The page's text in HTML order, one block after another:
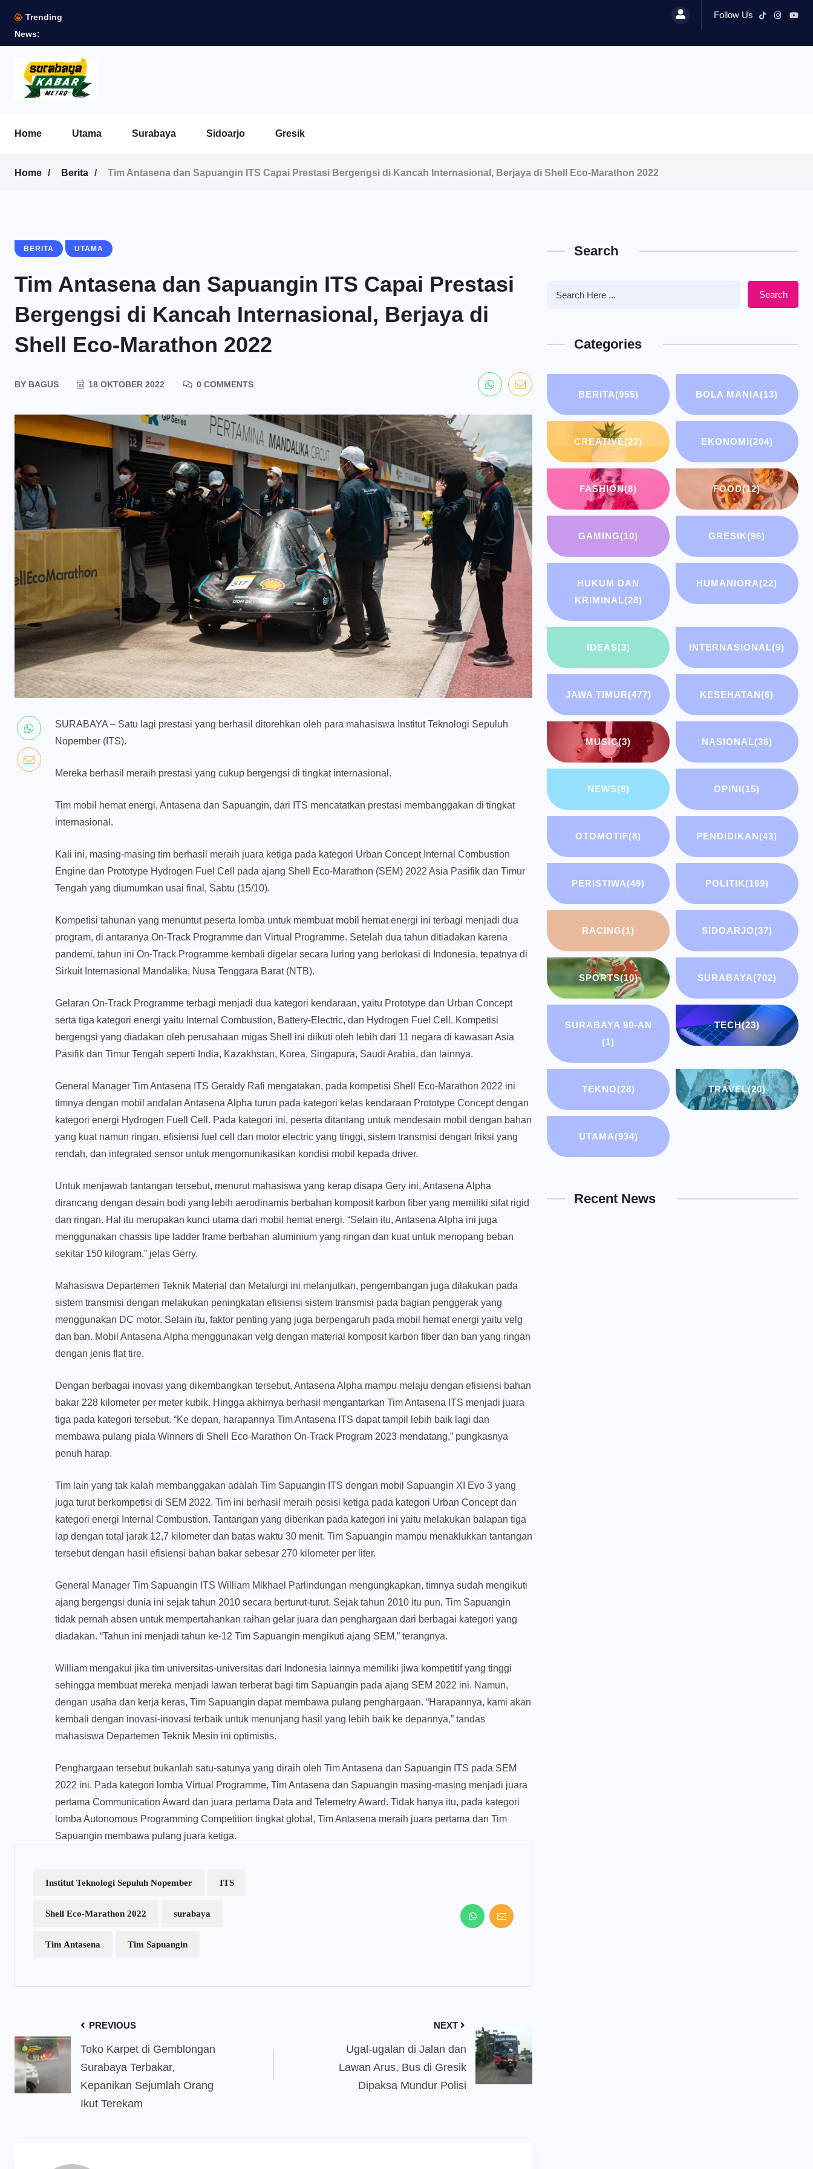
Trending
News:
Follow Us
Home Utama Surabaya Sidoarjo Gresik
Home Berita Tim Antasena dan Sapuangin ITS Capai Prestasi Bergengsi di Kancah Internasional, Berjaya di Shell Eco-Marathon 2022
BERITA UTAMA
Tim Antasena dan Sapuangin ITS Capai Prestasi
Bergengsi di Kancah Internasional, Berjaya di
Shell Eco-Marathon 2022
BY BAGUS 18 OKTOBER 2022 0 COMMENTS
SURABAYA – Satu lagi prestasi yang berhasil ditorehkan oleh para mahasiswa Institut Teknologi Sepuluh
Nopember (ITS).
Mereka berhasil meraih prestasi yang cukup bergengsi di tingkat internasional.
Tim mobil hemat energi, Antasena dan Sapuangin, dari ITS mencatatkan prestasi membanggakan di tingkat
internasional.
Kali ini, masing-masing tim berhasil meraih juara ketiga pada kategori Urban Concept Internal Combustion
Engine dan Prototype Hydrogen Fuel Cell pada ajang Shell Eco-Marathon (SEM) 2022 Asia Pasifik dan Timur
Tengah yang diumumkan usai final, Sabtu (15/10).
Kompetisi tahunan yang menuntut peserta lomba untuk membuat mobil hemat energi ini terbagi menjadi dua
program, di antaranya On-Track Programme dan Virtual Programme. Setelah dua tahun ditiadakan karena
pandemi, tahun ini On-Track Programme kembali digelar secara luring yang berlokasi di Indonesia, tepatnya di
Sirkuit Internasional Mandalika, Nusa Tenggara Barat (NTB).
Gelaran On-Track Programme terbagi menjadi dua kategori kendaraan, yaitu Prototype dan Urban Concept
serta tiga kategori energi yaitu Internal Combustion, Battery-Electric, dan Hydrogen Fuel Cell. Kompetisi
bergengsi yang diadakan oleh perusahaan migas Shell ini diikuti oleh lebih dari 11 negara di kawasan Asia
Pasifik dan Timur Tengah seperti India, Kazakhstan, Korea, Singapura, Saudi Arabia, dan lainnya.
General Manager Tim Antasena ITS Geraldy Rafi mengatakan, pada kompetisi Shell Eco-Marathon 2022 ini
timnya dengan mobil andalan Antasena Alpha turun pada kategori kelas kendaraan Prototype Concept dengan
kategori energi Hydrogen Fuell Cell. Pada kategori ini, peserta ditantang untuk mendesain mobil dengan bahan
yang kuat namun ringan, efisiensi fuel cell dan motor electric yang tinggi, sistem transmisi dengan friksi yang
rendah, dan integrated sensor untuk mengomunikasikan kondisi mobil kepada driver.
Untuk menjawab tantangan tersebut, menurut mahasiswa yang kerap disapa Gery ini, Antasena Alpha
dirancang dengan desain bodi yang lebih aerodinamis berbahan komposit karbon fiber yang memiliki sifat rigid
dan ringan. Hal itu merupakan kunci utama dari mobil hemat energi. “Selain itu, Antasena Alpha ini juga
menggunakan chassis tipe ladder frame berbahan aluminium yang ringan dan kuat untuk menopang beban
sekitar 150 kilogram,” jelas Gerry.
Mahasiswa Departemen Teknik Material dan Metalurgi ini melanjutkan, pengembangan juga dilakukan pada
sistem transmisi dengan melakukan peningkatan efisiensi sistem transmisi pada bagian penggerak yang
menggunakan DC motor. Selain itu, faktor penting yang juga berpengaruh pada mobil hemat energi yaitu velg
dan ban. Mobil Antasena Alpha menggunakan velg dengan material komposit karbon fiber dan ban yang ringan
dengan jenis flat tire.
Dengan berbagai inovasi yang dikembangkan tersebut, Antasena Alpha mampu melaju dengan efisiensi bahan
bakar 228 kilometer per meter kubik. Hingga akhirnya berhasil mengantarkan Tim Antasena ITS menjadi juara
tiga pada kategori tersebut. “Ke depan, harapannya Tim Antasena ITS dapat tampil lebih baik lagi dan
membawa pulang piala Winners di Shell Eco-Marathon On-Track Program 2023 mendatang,” pungkasnya
penuh harap.
Tim lain yang tak kalah membanggakan adalah Tim Sapuangin ITS dengan mobil Sapuangin XI Evo 3 yang
juga turut berkompetisi di SEM 2022. Tim ini berhasil meraih posisi ketiga pada kategori Urban Concept dan
kategori energi Internal Combustion. Tantangan yang diberikan pada kategori ini yaitu melakukan balapan tiga
lap dengan total jarak 12,7 kilometer dan batas waktu 30 menit. Tim Sapuangin mampu menaklukkan tantangan
tersebut dengan hasil efisiensi bahan bakar sebesar 270 kilometer per liter.
General Manager Tim Sapuangin ITS William Mikhael Parlindungan mengungkapkan, timnya sudah mengikuti
ajang bergengsi dunia ini sejak tahun 2010 secara berturut-turut. Sejak tahun 2010 itu pun, Tim Sapuangin
tidak pernah absen untuk mempertahankan raihan gelar juara dan penghargaan dari berbagai kategori yang
diadakan. “Tahun ini menjadi tahun ke-12 Tim Sapuangin mengikuti ajang SEM,” terangnya.
William mengakui jika tim universitas-universitas dari Indonesia lainnya memiliki jiwa kompetitif yang tinggi
sehingga membuat mereka menjadi lawan terberat bagi tim Sapuangin pada ajang SEM 2022 ini. Namun,
dengan usaha dan kerja keras, Tim Sapuangin dapat membawa pulang penghargaan. “Harapannya, kami akan
kembali dengan inovasi-inovasi terbaik untuk menunjang hasil yang lebih baik ke depannya,” tandas
mahasiswa Departemen Teknik Mesin ini optimistis.
Penghargaan tersebut bukanlah satu-satunya yang diraih oleh Tim Antasena dan Sapuangin ITS pada SEM
2022 ini. Pada kategori lomba Virtual Programme, Tim Antasena dan Sapuangin masing-masing menjadi juara
pertama Communication Award dan juara pertama Data and Telemetry Award. Tidak hanya itu, pada kategori
lomba Autonomous Programming Competition tingkat global, Tim Antasena meraih juara pertama dan Tim
Sapuangin membawa pulang juara ketiga.
Institut Teknologi Sepuluh Nopember ITS
Shell Eco-Marathon 2022 surabaya
Tim Antasena Tim Sapuangin
PREVIOUS
Toko Karpet di Gemblongan
Surabaya Terbakar,
Kepanikan Sejumlah Orang
Ikut Terekam
NEXT
Ugal-ugalan di Jalan dan
Lawan Arus, Bus di Gresik
Dipaksa Mundur Polisi
Search
Search
Categories
BERITA(955) BOLA MANIA(13)
CREATIVE(22) EKONOMI(204)
FASHION(8) FOOD(12)
GAMING(10) GRESIK(96)
HUKUM DAN
KRIMINAL(28)
HUMANIORA(22)
IDEAS(3) INTERNASIONAL(9)
JAWA TIMUR(477) KESEHATAN(6)
MUSIC(3) NASIONAL(36)
NEWS(8) OPINI(15)
OTOMOTIF(8) PENDIDIKAN(43)
PERISTIWA(49) POLITIK(169)
RACING(1) SIDOARJO(37)
SPORTS(10) SURABAYA(702)
SURABAYA 90-AN
(1)
TECH(23)
TEKNO(28) TRAVEL(20)
UTAMA(934)
Recent News